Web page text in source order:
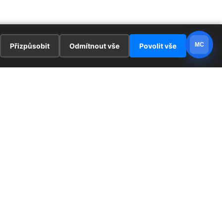
Přizpůsobit Odmítnout vše Povolit vše MC